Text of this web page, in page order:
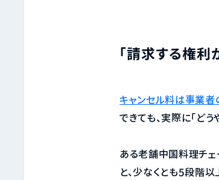
「請求する権利
キャンセル料は事業者
できても、実際に「ど
ある老舗中国料理チェ
と、少なくとも5段階